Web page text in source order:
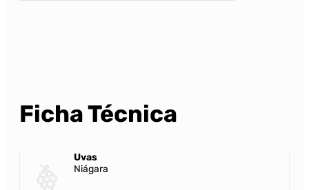
Ficha Técnica
Uvas
Niágara